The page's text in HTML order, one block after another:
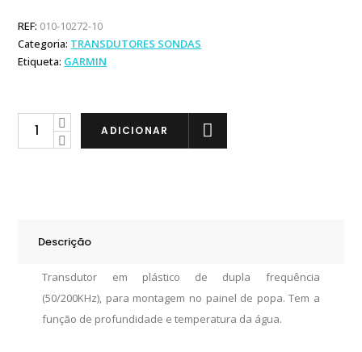
REF: 010-10272-10
Categoria: TRANSDUTORES SONDAS
Etiqueta: GARMIN
Garmin
Transdutor
quantity
ADICIONAR
Descrição
Transdutor em plástico de dupla frequência
(50/200KHz), para montagem no painel de popa. Tem a
função de profundidade e temperatura da água.